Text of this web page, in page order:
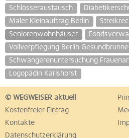
Schlösseraustausch
Maler Kleinauftrag Berlin
Seniorenwohnhäuser
Vollverpflegung Berlin
Schwangerenuntersuchung
Logopädin Karlshorst
© WEGWEISER aktuell
Kostenfreier Eintrag
Kontakte
Datenschutzerklärung